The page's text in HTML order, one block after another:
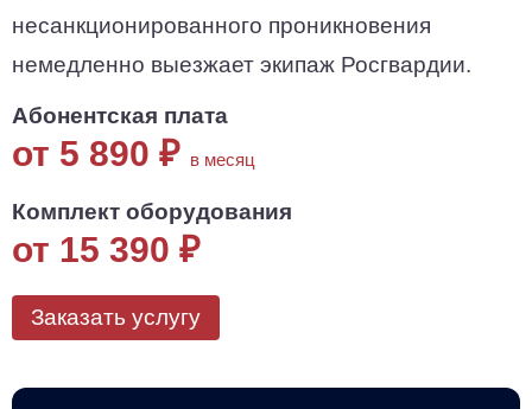
несанкционированного проникновения
немедленно выезжает экипаж Росгвардии.
Абонентская плата
от 5 890 ₽ в месяц
Комплект оборудования
от 15 390 ₽
Заказать услугу